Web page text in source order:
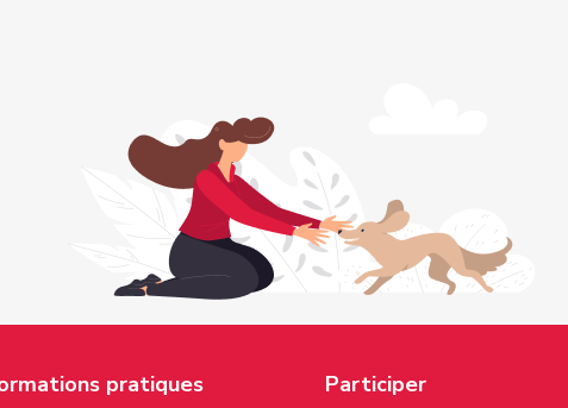
pratiques Participer